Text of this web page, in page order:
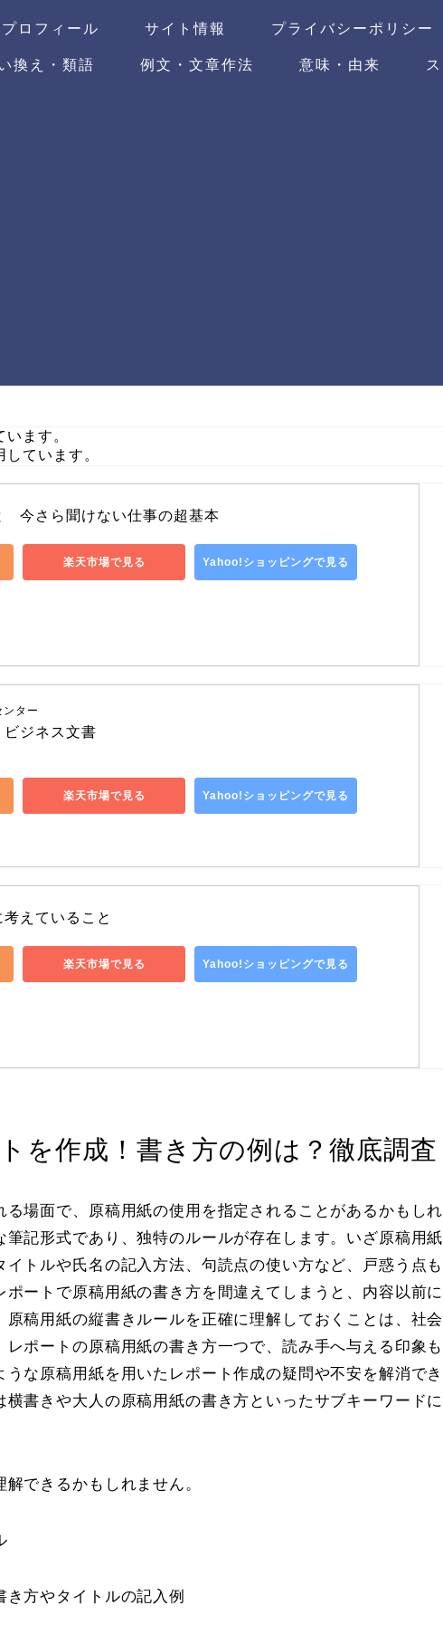
ロフィール サイト情報 プライバシーポリシー
換え・類語 例文・文章作法 意味・由来
ます。
ています。
今さら聞けない仕事の超基本
楽天市場で見る Yahoo!ショッピングで見る
ター
ジネス文書
楽天市場で見る Yahoo!ショッピングで見る
えていること
楽天市場で見る Yahoo!ショッピングで見る
を作成！書き方の例は？徹底調査
場面で、原稿用紙の使用を指定されることがあるかもし
記形式であり、独特のルールが存在します。いざ原稿用
トルや氏名の記入方法、句読点の使い方など、戸惑う点も
ートで原稿用紙の書き方を間違えてしまうと、内容以前
稿用紙の縦書きルールを正確に理解しておくことは、社
ポートの原稿用紙の書き方一つで、読み手へ与える印象
な原稿用紙を用いたレポート作成の疑問や不安を解消でき
書きや大人の原稿用紙の書き方といったサブキーワード
できるかもしれません。
き方やタイトルの記入例